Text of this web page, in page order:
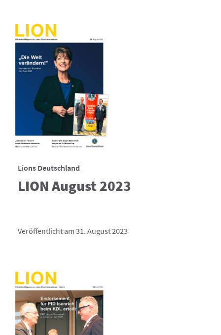
Lions Deutschland
LION August 2023
Veröffentlicht am 31. August 2023